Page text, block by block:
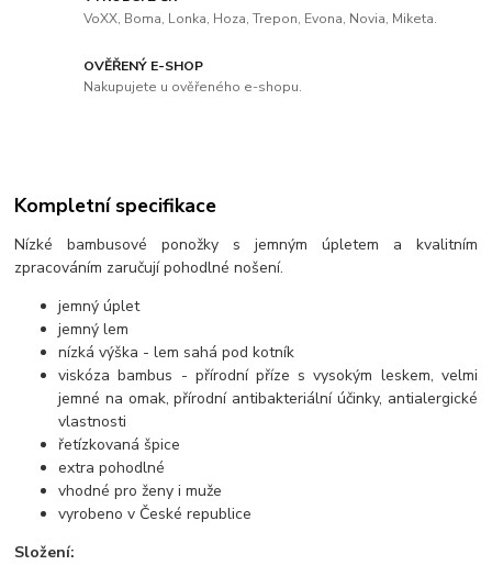
VoXX, Boma, Lonka, Hoza, Trepon, Evona, Novia, Miketa.
OVĚŘENÝ E-SHOP
Nakupujete u ověřeného e-shopu.
Kompletní specifikace
Nízké bambusové ponožky s jemným úpletem a kvalitním
zpracováním zaručují pohodlné nošení.
jemný úplet
jemný lem
nízká výška - lem sahá pod kotník
viskóza bambus - přírodní příze s vysokým leskem, velmi
jemné na omak, přírodní antibakteriální účinky, antialergické
vlastnosti
řetízkovaná špice
extra pohodlné
vhodné pro ženy i muže
vyrobeno v České republice
Složení: